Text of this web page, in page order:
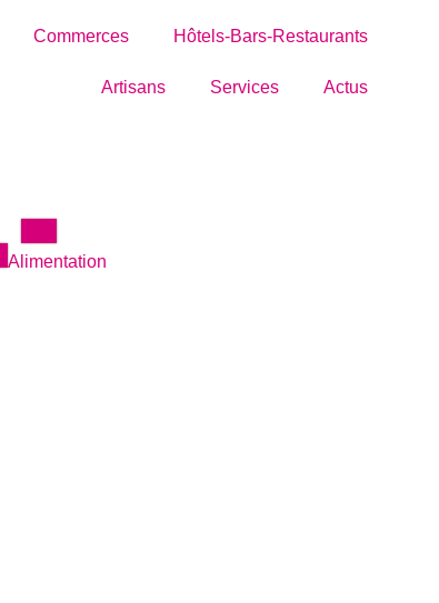
Commerces Hôtels-Bars-Restaurants
Artisans Services Actus
Alimentation